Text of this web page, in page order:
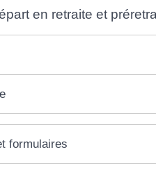
en retraite et
formulaires